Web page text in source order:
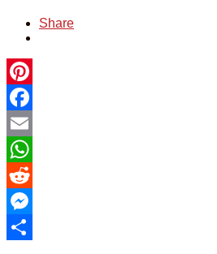
Share
Pinterest
Facebook
Email
WhatsApp
Reddit
Messenger